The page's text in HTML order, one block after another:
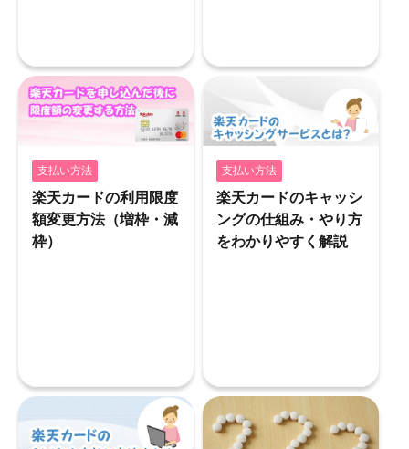
支払い方法
楽天カードの利用限度
額変更方法（増枠・減
枠）
支払い方法
楽天カードのキャッシ
ングの仕組み・やり方
をわかりやすく解説